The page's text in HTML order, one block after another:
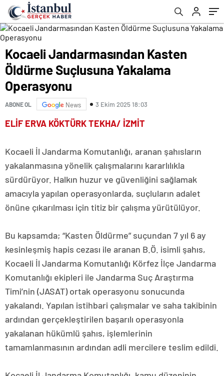
Kocaeli Jandarmasından Kasten
Öldürme Suçlusuna Yakalama
Operasyonu
ABONE OL News 3 Ekim 2025 18:03
ELİF ERVA KÖKTÜRK TEKHA/ İZMİT
Kocaeli İl Jandarma Komutanlığı, aranan şahısların
yakalanmasına yönelik çalışmalarını kararlılıkla
sürdürüyor. Halkın huzur ve güvenliğini sağlamak
amacıyla yapılan operasyonlarda, suçluların adalet
önüne çıkarılması için titiz bir çalışma yürütülüyor.
Bu kapsamda; “Kasten Öldürme” suçundan 7 yıl 6 ay
kesinleşmiş hapis cezası ile aranan B.Ö. isimli şahıs,
Kocaeli İl Jandarma Komutanlığı Körfez İlçe Jandarma
Komutanlığı ekipleri ile Jandarma Suç Araştırma
Timi’nin (JASAT) ortak operasyonu sonucunda
yakalandı. Yapılan istihbari çalışmalar ve saha takibinin
ardından gerçekleştirilen başarılı operasyonla
yakalanan hükümlü şahıs, işlemlerinin
tamamlanmasının ardından adli mercilere teslim edildi.